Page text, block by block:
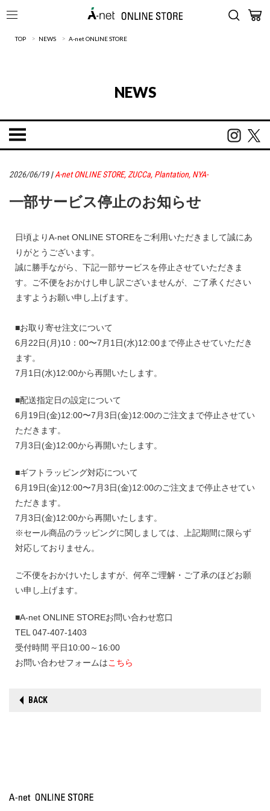
TOP > NEWS > A-net ONLINE STORE
NEWS
2026/06/19|A-net ONLINE STORE, ZUCCa, Plantation, NYA-
一部サービス停止のお知らせ
日頃よりA-net ONLINE STOREをご利用いただきまして誠にあ
りがとうございます。
誠に勝手ながら、下記一部サービスを停止させていただきま
す。ご不便をおかけし申し訳ございませんが、ご了承ください
ますようお願い申し上げます。
■お取り寄せ注文について
6月22日(月)10：00〜7月1日(水)12:00まで停止させていただき
ます。
7月1日(水)12:00から再開いたします。
■配送指定日の設定について
6月19日(金)12:00〜7月3日(金)12:00のご注文まで停止させてい
ただきます。
7月3日(金)12:00から再開いたします。
■ギフトラッピング対応について
6月19日(金)12:00〜7月3日(金)12:00のご注文まで停止させてい
ただきます。
7月3日(金)12:00から再開いたします。
※セール商品のラッピングに関しましては、上記期間に限らず
対応しておりません。
ご不便をおかけいたしますが、何卒ご理解・ご了承のほどお願
い申し上げます。
■A-net ONLINE STOREお問い合わせ窓口
TEL 047-407-1403
受付時間 平日10:00～16:00
お問い合わせフォームはこちら
BACK